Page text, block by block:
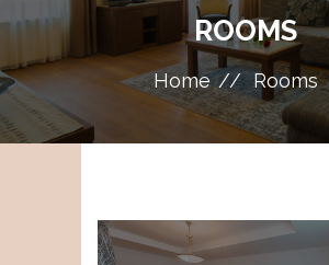
ROOMS
Home Rooms